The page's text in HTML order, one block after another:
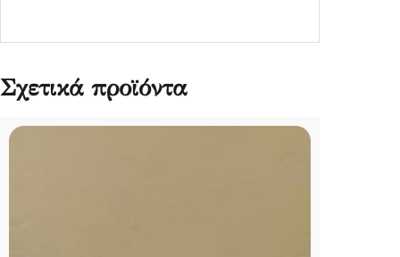
Σχετικά προϊόντα